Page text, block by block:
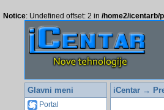
Notice: Undefined offset: 2 in /home2/icentarb/
Glavni meni
Portal
iCentar→